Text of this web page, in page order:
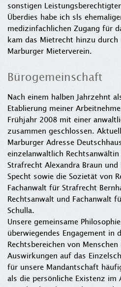
sonstigen
Überdies habe ich sls
medizinfachlichen Zugang für
kam das Mietrecht hinzu durch
Marburger Mieterverein.
Bürogemeinschaft
Nach einem halben Jahrzehnt
Etablierung meiner
Frühjahr 2008 mit einer
zusammen geschlossen.
Marburger Adresse
einzelanwaltlich
Strafrecht Alexandra Braun
Specht sowie die Sozietät von
Fachanwalt für Strafrecht
Rechtsanwalt und Fachanwalt
Schulla.
Unsere gemeinsame
überwiegendes Engagement in
Rechtsbereichen von
Auswirkungen auf das
für unsere Mandantschaft
als die persönliche Existenz